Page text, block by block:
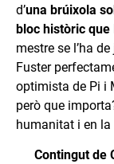
d’una brúixola
bloc històric
mestre se l’ha
Fuster
optimista de Pi i
però que
humanitat i en la
Contingut de